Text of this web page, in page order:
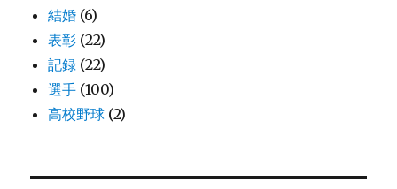
結婚 (6)
表彰 (22)
記録 (22)
選手 (100)
高校野球 (2)